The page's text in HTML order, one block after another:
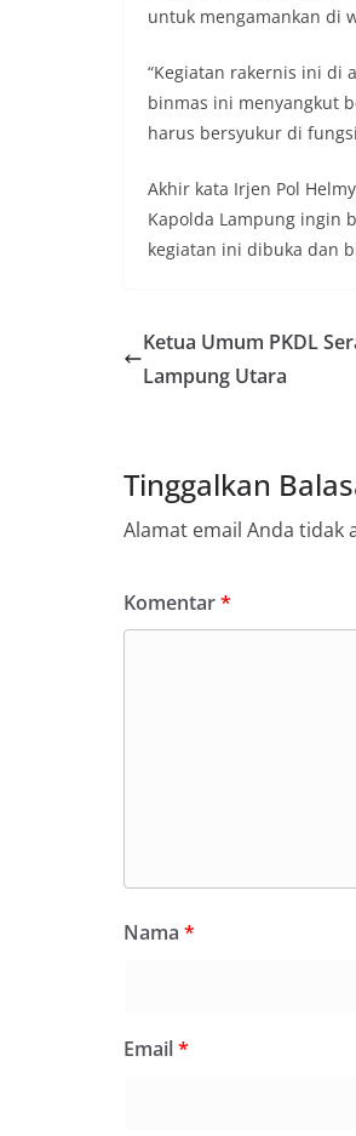
untuk mengamankan di
“Kegiatan rakernis ini di
binmas ini menyangkut
harus bersyukur di
Akhir kata Irjen Pol
Kapolda Lampung ingin
kegiatan ini dibuka dan
Ketua Umum PKDL
Lampung Utara
Tinggalkan
Alamat email Anda tidak
Komentar*
Nama *
Email*